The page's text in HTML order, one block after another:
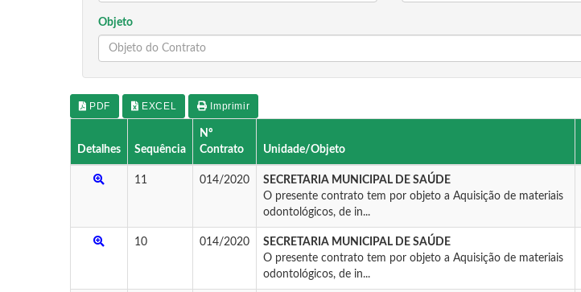
Objeto
PDF EXCEL Imprimir
Detalhes Sequência
Nº
Contrato
Unidade/Objeto
11 014/2020
SECRETARIA MUNICIPAL DE SAÚDE
O presente contrato tem por objeto a Aquisição de materiais
odontológicos, de in...
10 014/2020
SECRETARIA MUNICIPAL DE SAÚDE
O presente contrato tem por objeto a Aquisição de materiais
odontológicos, de in...